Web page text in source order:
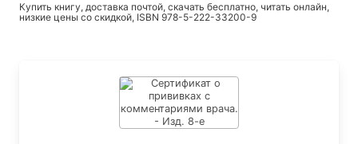
Купить книгу, доставка почтой, скачать бесплатно, читать онлайн,
низкие цены со скидкой, ISBN 978-5-222-33200-9